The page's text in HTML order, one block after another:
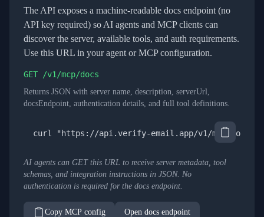
The API exposes a machine-readable docs endpoint (no
API key required) so AI agents and MCP clients can
discover the server, available tools, and auth requirements.
Use this URL in your agent or MCP configuration.
GET /v1/mcp/docs
Returns JSON with server name, description, serverUrl,
docsEndpoint, authentication details, and full tool definitions.
curl "https://api.verify-email.app/v1/mcp/docs"
AI agents can GET this URL to receive server metadata, tool
schemas, and integration instructions in JSON. No
authentication is required for the docs endpoint.
Copy MCP config Open docs endpoint